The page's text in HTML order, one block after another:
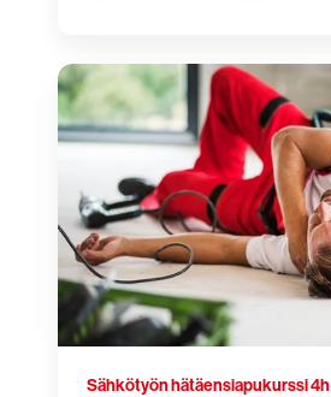
Sähkötyön
hätä­
ensiapu­
kurssi
Sähkötyön hätä­ensiapu­kurssi 4h